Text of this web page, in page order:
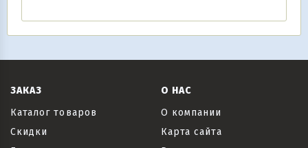
ЗАКАЗ
Каталог товаров
Скидки
О НАС
О компании
Карта сайта